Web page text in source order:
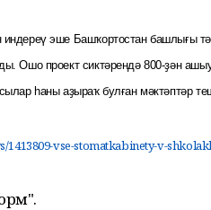
эше Башҡортостан башлығы
Ошо проект сиктәрендә 800-ҙән
һаны аҙыраҡ булған мәктәптәр
vse-stomatkabinety-v-